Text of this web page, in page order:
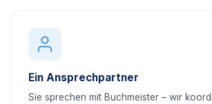
Ein Ansprechpartner
Sie sprechen mit Buchmeister – wir